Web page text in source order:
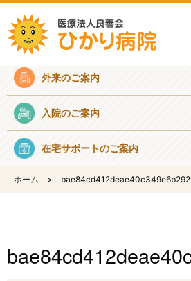
採
外来のご案内
入院のご案内
在宅サポートのご案内
ホーム